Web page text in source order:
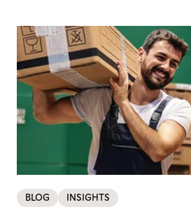
BLOG INSIGHTS